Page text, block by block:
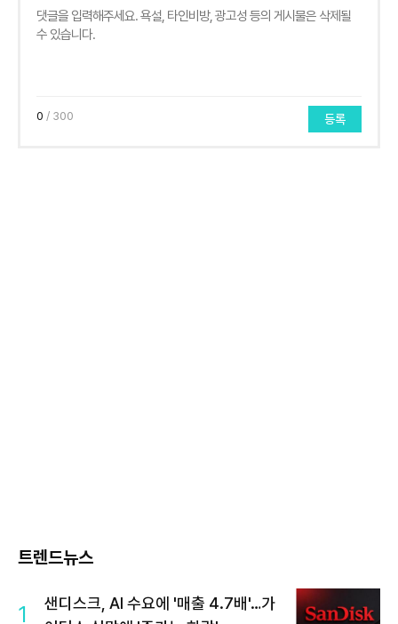
0 / 300 등록
트렌드뉴스
1
샌디스크, AI 수요에 '매출 4.7배'…가